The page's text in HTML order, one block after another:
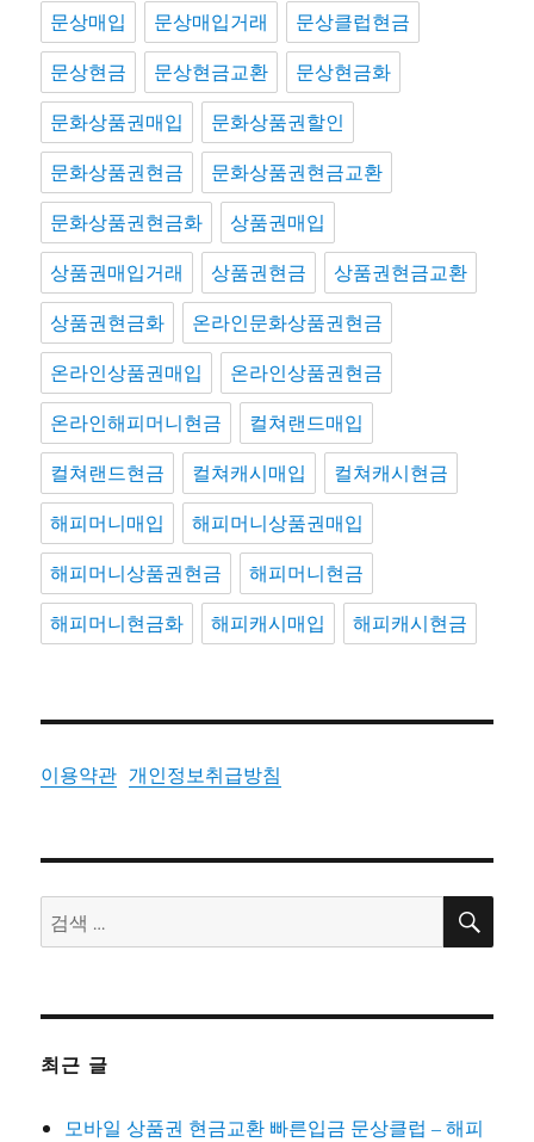
문상매입 문상매입거래 문상클럽현금
문상현금 문상현금교환 문상현금화
문화상품권매입 문화상품권할인
문화상품권현금 문화상품권현금교환
문화상품권현금화 상품권매입
상품권매입거래 상품권현금 상품권현금교환
상품권현금화 온라인문화상품권현금
온라인상품권매입 온라인상품권현금
온라인해피머니현금 컬쳐랜드매입
컬쳐랜드현금 컬쳐캐시매입 컬쳐캐시현금
해피머니매입 해피머니상품권매입
해피머니상품권현금 해피머니현금
해피머니현금화 해피캐시매입 해피캐시현금
이용약관 개인정보취급방침
검
색:
검
최근 글
모바일 상품권 현금교환 빠른입금 문상클럽 – 해피